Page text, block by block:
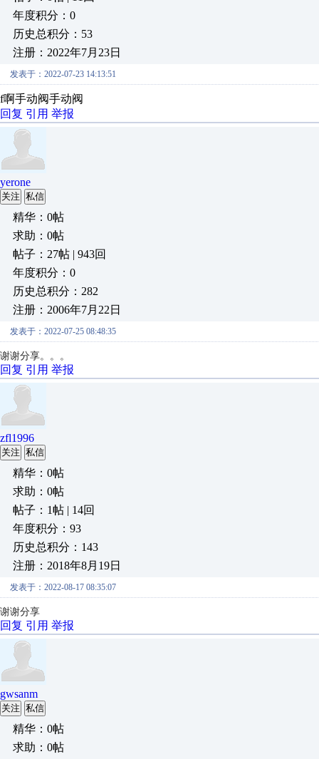
年度积分：0
历史总积分：53
注册：2022年7月23日
发表于：2022-07-23 14:13:51
f啊手动阀手动阀
回复 引用 举报
yerone
关注 私信
精华：0帖
求助：0帖
帖子：27帖 | 943回
年度积分：0
历史总积分：282
注册：2006年7月22日
发表于：2022-07-25 08:48:35
谢谢分享。。。
回复 引用 举报
zfl1996
关注 私信
精华：0帖
求助：0帖
帖子：1帖 | 14回
年度积分：93
历史总积分：143
注册：2018年8月19日
发表于：2022-08-17 08:35:07
谢谢分享
回复 引用 举报
gwsanm
关注 私信
精华：0帖
求助：0帖